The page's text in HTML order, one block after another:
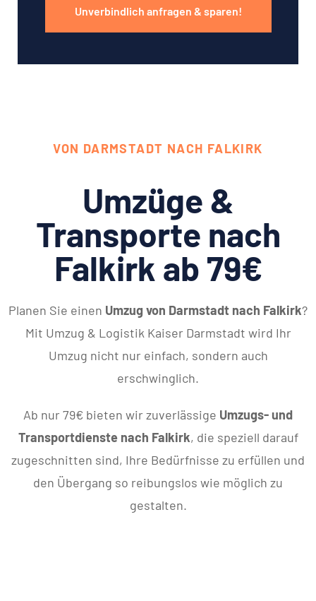
Unverbindlich anfragen & sparen!
VON DARMSTADT NACH FALKIRK
Umzüge &
Transporte nach
Falkirk ab 79€
Planen Sie einen Umzug von Darmstadt nach Falkirk?
Mit Umzug & Logistik Kaiser Darmstadt wird Ihr
Umzug nicht nur einfach, sondern auch
erschwinglich.
Ab nur 79€ bieten wir zuverlässige Umzugs- und
Transportdienste nach Falkirk, die speziell darauf
zugeschnitten sind, Ihre Bedürfnisse zu erfüllen und
den Übergang so reibungslos wie möglich zu
gestalten.